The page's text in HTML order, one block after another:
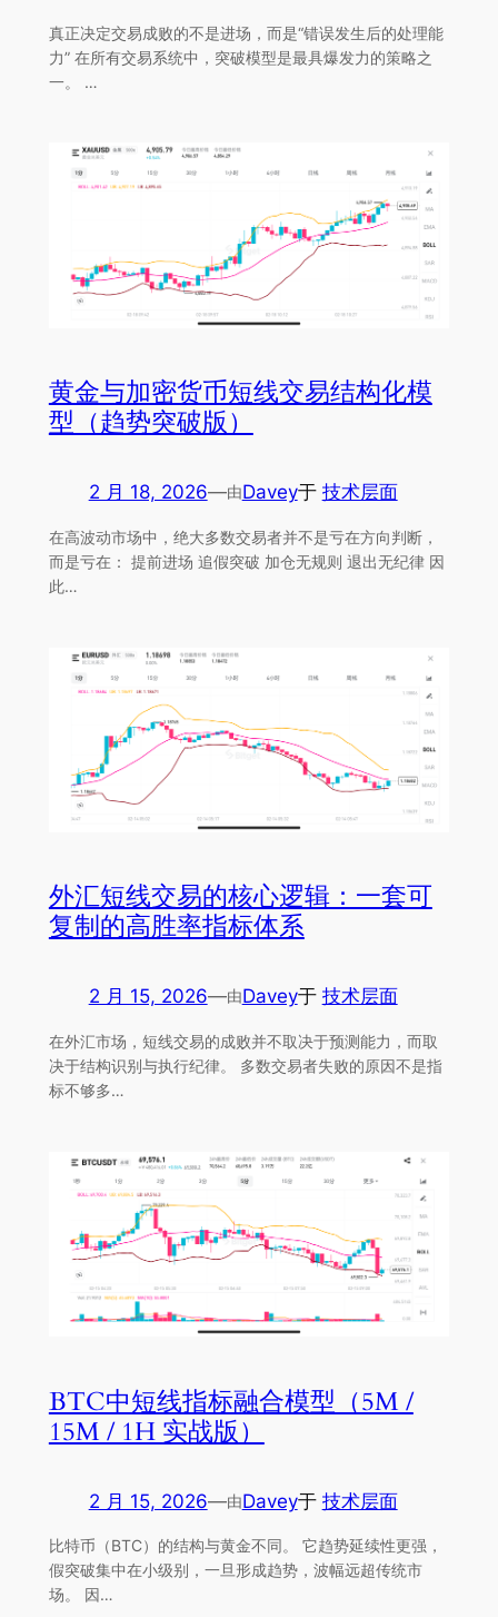
真正决定交易成败的不是进场，而是“错误发生后的处理能
力” 在所有交易系统中，突破模型是最具爆发力的策略之
一。 …
黄金与加密货币短线交易结构化模
型（趋势突破版）
2 月 18, 2026—由Davey于 技术层面
在高波动市场中，绝大多数交易者并不是亏在方向判断，
而是亏在： 提前进场 追假突破 加仓无规则 退出无纪律 因
此…
外汇短线交易的核心逻辑：一套可
复制的高胜率指标体系
2 月 15, 2026—由Davey于 技术层面
在外汇市场，短线交易的成败并不取决于预测能力，而取
决于结构识别与执行纪律。 多数交易者失败的原因不是指
标不够多…
BTC中短线指标融合模型（5M /
15M / 1H 实战版）
2 月 15, 2026—由Davey于 技术层面
比特币（BTC）的结构与黄金不同。 它趋势延续性更强，
假突破集中在小级别，一旦形成趋势，波幅远超传统市
场。 因…